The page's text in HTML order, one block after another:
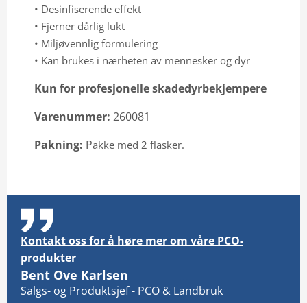
• Desinfiserende effekt
• Fjerner dårlig lukt
• Miljøvennlig formulering
• Kan brukes i nærheten av mennesker og dyr
Kun for profesjonelle skadedyrbekjempere
Varenummer: 260081
Pakning: Pakke med 2 flasker.
Kontakt oss for å høre mer om våre PCO-
produkter
Bent Ove Karlsen
Salgs- og Produktsjef - PCO & Landbruk